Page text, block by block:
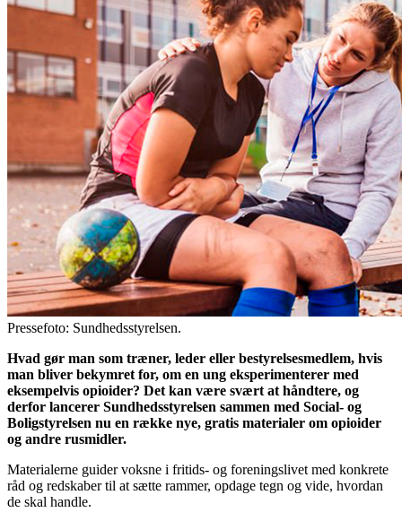
Pressefoto: Sundhedsstyrelsen.
Hvad gør man som træner, leder eller bestyrelsesmedlem, hvis
man bliver bekymret for, om en ung eksperimenterer med
eksempelvis opioider? Det kan være svært at håndtere, og
derfor lancerer Sundhedsstyrelsen sammen med Social- og
Boligstyrelsen nu en række nye, gratis materialer om opioider
og andre rusmidler.
Materialerne guider voksne i fritids- og foreningslivet med konkrete
råd og redskaber til at sætte rammer, opdage tegn og vide, hvordan
de skal handle.